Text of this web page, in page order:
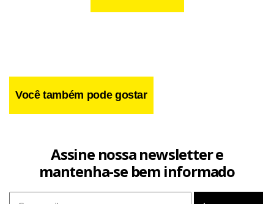
todo, foram analisadas 52 mil publicações. Shopee,
Você também pode gostar
Assine nossa newsletter e
mantenha-se bem informado